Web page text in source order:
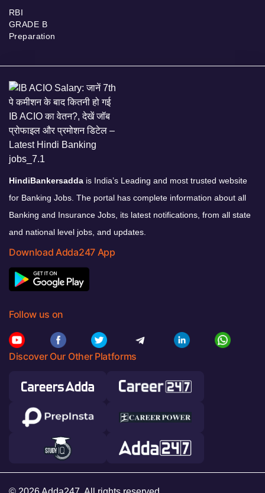
RBI
GRADE B
Preparation
HindiBankersadda is India’s Leading and most trusted website
for Banking Jobs. The portal has complete information about all
Banking and Insurance Jobs, its latest notifications, from all state
and national level jobs, and updates.
Download Adda247 App
Follow us on
Discover Our Other Platforms